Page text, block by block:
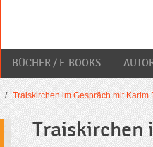
BÜCHER / E-BOOKS
/ Traiskirchen im Gespräch mit Karim
Traiskirchen